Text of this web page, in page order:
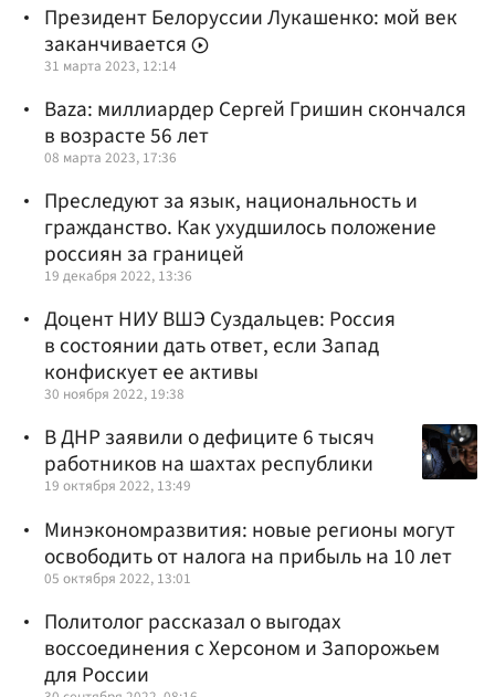
Президент Белоруссии Лукашенко: мой век
заканчивается
31 марта 2023, 12:14
Baza: миллиардер Сергей Гришин скончался
в возрасте 56 лет
08 марта 2023, 17:36
Преследуют за язык, национальность и
гражданство. Как ухудшилось положение
россиян за границей
19 декабря 2022, 13:36
Доцент НИУ ВШЭ Суздальцев: Россия
в состоянии дать ответ, если Запад
конфискует ее активы
30 ноября 2022, 19:38
В ДНР заявили о дефиците 6 тысяч
работников на шахтах республики
19 октября 2022, 13:49
Минэкономразвития: новые регионы могут
освободить от налога на прибыль на 10 лет
05 октября 2022, 13:01
Политолог рассказал о выгодах
воссоединения с Херсоном и Запорожьем
для России